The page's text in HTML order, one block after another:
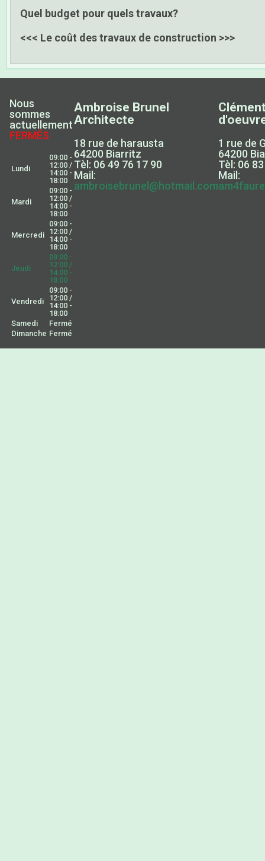
Quel budget pour quels travaux?
<<< Le coût des travaux de construction >>>
Nous
sommes
actuellement
FERMÉS
Lundi
09:00 -
12:00 /
14:00 -
18:00
Mardi
09:00 -
12:00 /
14:00 -
18:00
Mercredi
09:00 -
12:00 /
14:00 -
18:00
Jeudi
09:00 -
12:00 /
14:00 -
18:00
Vendredi
09:00 -
12:00 /
14:00 -
18:00
Samedi
Fermé
Dimanche Fermé
Ambroise Brunel
Architecte
18 rue de harausta
64200 Biarritz
Tèl: 06 49 76 17 90
Mail:
ambroisebrunel@hotmail.com
1 rue de
64200
Tèl: 06
Mail: